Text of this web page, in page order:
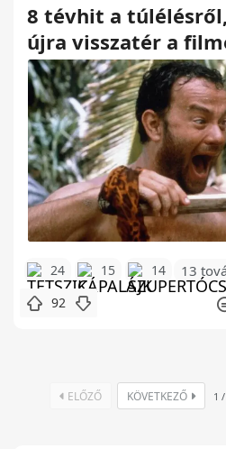
8 tévhit a
újra visszatér a
24 15 14 13
92
ELŐZŐ KÖVETKEZŐ 1 /